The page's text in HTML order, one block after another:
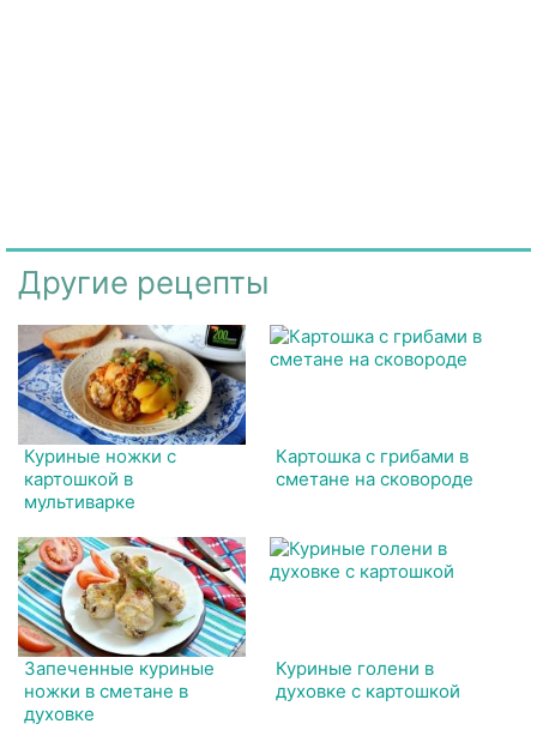
Другие рецепты
Куриные ножки с
картошкой в
мультиварке
Картошка с грибами в
сметане на сковороде
Запеченные куриные
ножки в сметане в
духовке
Куриные голени в
духовке с картошкой